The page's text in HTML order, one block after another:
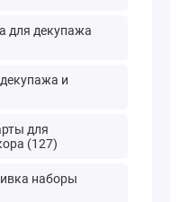
для декупажа
и
для
(127)
наборы